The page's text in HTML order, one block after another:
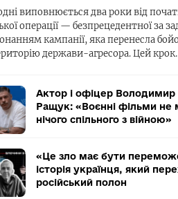
виповнюється два роки від
операції — безпрецедентної за
кампанії, яка перенесла
держави-агресора. Цей
Актор і офіцер Володимир
Ращук: «Воєнні фільми не
нічого спільного з війною»
«Це зло має бути
історія українця, який
російський полон